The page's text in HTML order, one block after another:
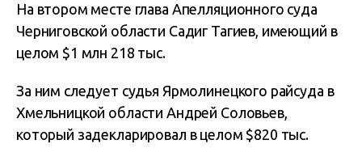
На втором месте глава Апелляционного суда
Черниговской области Садиг Тагиев, имеющий в
целом $1 млн 218 тыс.
За ним следует судья Ярмолинецкого райсуда в
Хмельницкой области Андрей Соловьев,
который задекларировал в целом $820 тыс.